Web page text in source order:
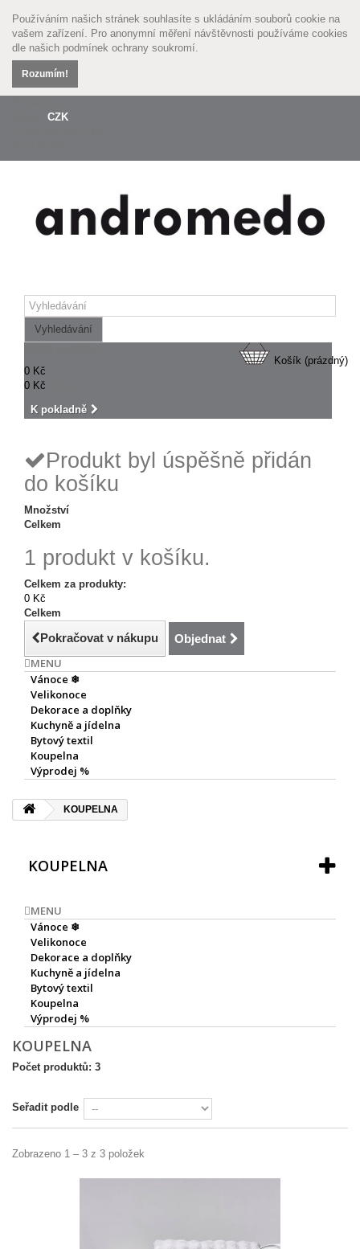
Rozumím!
Používáním našich stránek souhlasíte s ukládáním souborů cookie na
vašem zařízení. Pro anonymní měření návštěvnosti používáme cookies
dle našich podmínek ochrany soukromí.
CZK
Vyhledávání
Košík (prázdný)
0 Kč
0 Kč
K pokladně
Produkt byl úspěšně přidán
do košíku
Množství
Celkem
1 produkt v košíku.
Celkem za produkty:
0 Kč
Celkem
Pokračovat v nákupu Objednat
MENU
Vánoce ❄
Velikonoce
Dekorace a doplňky
Kuchyně a jídelna
Bytový textil
Koupelna
Výprodej %
KOUPELNA
KOUPELNA
MENU
Vánoce ❄
Velikonoce
Dekorace a doplňky
Kuchyně a jídelna
Bytový textil
Koupelna
Výprodej %
KOUPELNA
Počet produktů: 3
Seřadit podle
Zobrazeno 1 – 3 z 3 položek